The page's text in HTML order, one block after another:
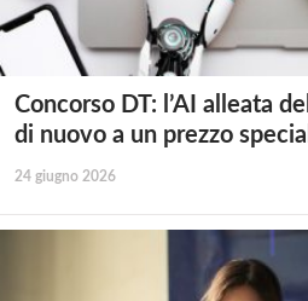
Concorso DT: l’AI alleata
di nuovo a un prezzo
24 giugno 2026